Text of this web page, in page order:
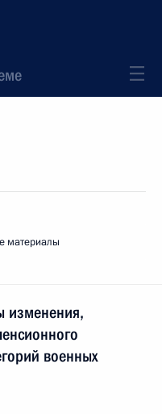
материалы
изменения,
военных